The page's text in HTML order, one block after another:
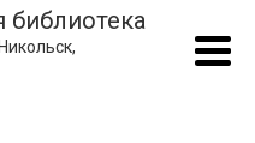
библиотека